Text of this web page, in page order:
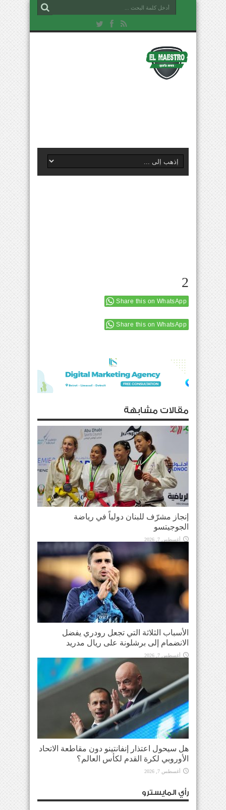
2
Share this on WhatsApp
Share this on WhatsApp
مقالات مشابهة
إنجاز مشرّف للبنان دولياً في رياضة
الجوجيتسو
أغسطس 7, 2026
الأسباب الثلاثة التي تجعل رودري يفضل
الانضمام إلى برشلونة على ريال مدريد
أغسطس 7, 2026
هل سيحول اعتذار إنفانتينو دون مقاطعة الاتحاد
الأوروبي لكرة القدم لكأس العالم؟
أغسطس 7, 2026
رأي المايسترو